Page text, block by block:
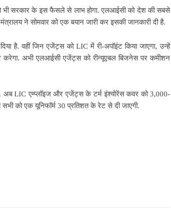
भी सरकार के इस फैसले से लाभ होगा. एलआईसी को देश की सबसे
ने सोमवार को एक बयान जारी कर इसकी जानकारी दी है.
है. वहीं जिन एजेंट्स को LIC में री-अपॉइंट किया जाएगा, उन्हें
करेगा. अभी एलआईसी एजेंट्स को रीन्यूएबल बिजनेस पर कमीशन
अब LIC एम्प्लॉइज और एजेंट्स के टर्म इंश्योरेंस कवर को 3,000-
को एक यूनिफॉर्म 30 प्रतिशत के रेट से दी जाएगी.